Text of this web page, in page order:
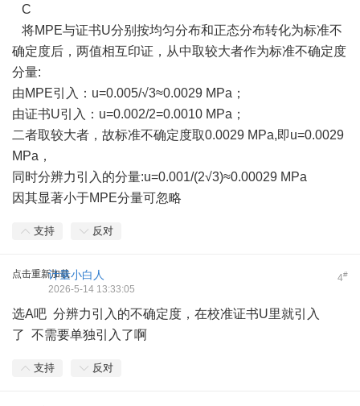
C
将MPE与证书U分别按均匀分布和正态分布转化为标准不
确定度后，两值相互印证，从中取较大者作为标准不确定度
分量:
由MPE引入：u=0.005/√3≈0.0029 MPa；
由证书U引入：u=0.002/2=0.0010 MPa；
二者取较大者，故标准不确定度取0.0029 MPa,即u=0.0029
MPa，
同时分辨力引入的分量:u=0.001/(2√3)≈0.00029 MPa
因其显著小于MPE分量可忽略
支持 反对
点击重新加载 4#
计量小白人
2026-5-14 13:33:05
选A吧 分辨力引入的不确定度，在校准证书U里就引入
了 不需要单独引入了啊
支持 反对